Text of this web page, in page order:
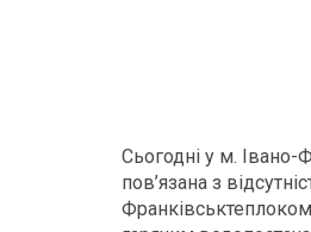
Сьогодні у м. Івано-
пов’язана з